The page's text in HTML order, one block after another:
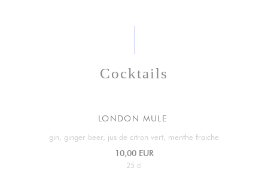
Cocktails
LONDON MULE
gin, ginger beer, jus de citron vert, menthe fraiche
10,00 EUR
25 cl